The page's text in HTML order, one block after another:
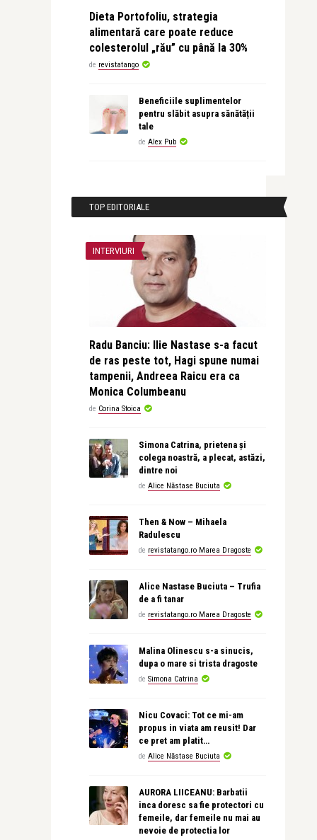
Dieta Portofoliu, strategia
alimentară care poate reduce
colesterolul „rău” cu până la 30%
de revistatango
Beneficiile suplimentelor
pentru slăbit asupra sănătății
tale
de Alex Pub
TOP EDITORIALE
INTERVIURI
Radu Banciu: Ilie Nastase s-a facut
de ras peste tot, Hagi spune numai
tampenii, Andreea Raicu era ca
Monica Columbeanu
de Corina Stoica
Simona Catrina, prietena și
colega noastră, a plecat, astăzi,
dintre noi
de Alice Năstase Buciuta
Then & Now – Mihaela
Radulescu
de revistatango.ro Marea Dragoste
Alice Nastase Buciuta – Trufia
de a fi tanar
de revistatango.ro Marea Dragoste
Malina Olinescu s-a sinucis,
dupa o mare si trista dragoste
de Simona Catrina
Nicu Covaci: Tot ce mi-am
propus in viata am reusit! Dar
ce pret am platit…
de Alice Năstase Buciuta
AURORA LIICEANU: Barbatii
inca doresc sa fie protectori cu
femeile, dar femeile nu mai au
nevoie de protectia lor